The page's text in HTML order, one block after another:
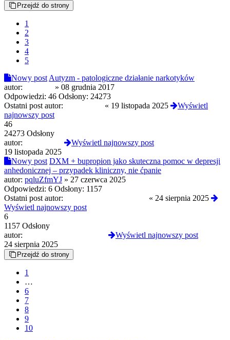
Przejdź do strony
1
2
3
4
5
Nowy post Autyzm - patologiczne działanie narkotyków
autor:
» 08 grudnia 2017
Odpowiedzi: 46 Odsłony: 24273
Ostatni post autor:
« 19 listopada 2025
Wyświetl
najnowszy post
46
24273 Odsłony
autor:
Wyświetl najnowszy post
19 listopada 2025
Nowy post DXM + bupropion jako skuteczna pomoc w depresji
anhedonicznej – przypadek kliniczny, nie ćpanie
autor: pqluZfmYJ » 27 czerwca 2025
Odpowiedzi: 6 Odsłony: 1157
Ostatni post autor:
« 24 sierpnia 2025
Wyświetl najnowszy post
6
1157 Odsłony
autor:
Wyświetl najnowszy post
24 sierpnia 2025
Przejdź do strony
1
…
6
7
8
9
10